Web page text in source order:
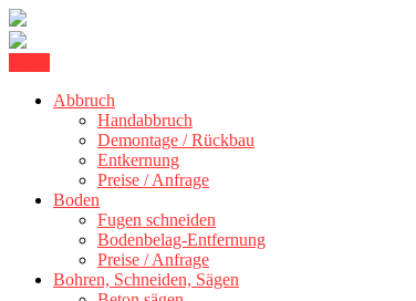
content
Betonschneiden Stuttgart
Abbruch
Handabbruch
Demontage / Rückbau
Entkernung
Preise / Anfrage
Boden
Fugen schneiden
Bodenbelag-Entfernung
Preise / Anfrage
Bohren, Schneiden, Sägen